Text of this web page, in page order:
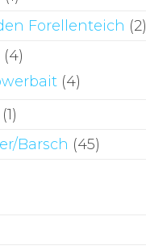
Forellenteich (2)
(4)
(4)
(1)
Barsch (45)